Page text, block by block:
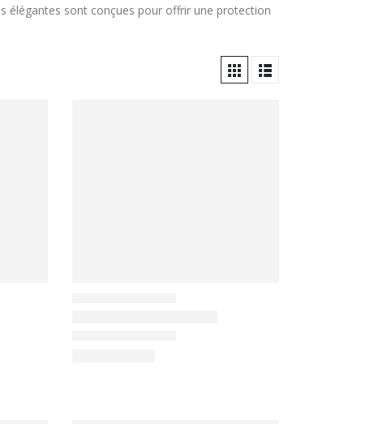
élégantes sont conçues pour offrir une protection